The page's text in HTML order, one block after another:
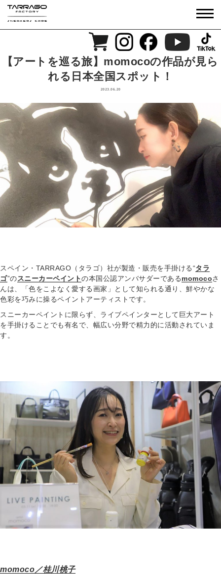
【アートを巡る旅】momocoの作品が見ら
れる日本全国スポット！
2023.06.20
スペイン・TARRAGO（タラゴ）社が製造・販売を手掛ける“タラ
ゴ”のスニーカーペイントの本国公認アンバサダーであるmomocoさ
んは、「色をこよなく愛する画家」として知られる通り、鮮やかな
色彩を巧みに操るペイントアーティストです。
スニーカーペイントに限らず、ライブペインターとして巨大アート
を手掛けることでも有名で、幅広い分野で精力的に活動されていま
す。
momoco／桂川桃子